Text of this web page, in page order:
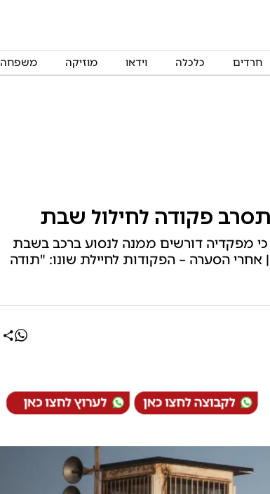
חרדים כלכלה וידאו מוזיקה משפחה
פקודה לחילול שבת
מפקדיה דורשים ממנה לנסוע ברכב בשבת
הסערה – הפקודות לחיילת שונו: "תודה